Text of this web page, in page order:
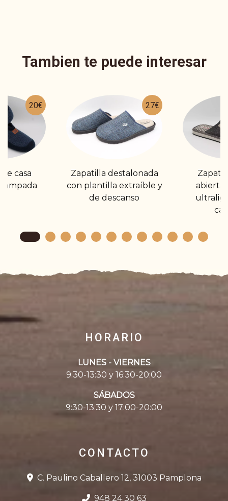
Tambien te puede interesar
20€
casa
27€
Zapatilla destalonada
con plantilla extraíble y
de descanso
abierta
HORARIO
LUNES - VIERNES
9:30-13:30 y 16:30-20:00
SÁBADOS
9:30-13:30 y 17:00-20:00
CONTACTO
C. Paulino Caballero 12, 31003 Pamplona
948 24 30 63